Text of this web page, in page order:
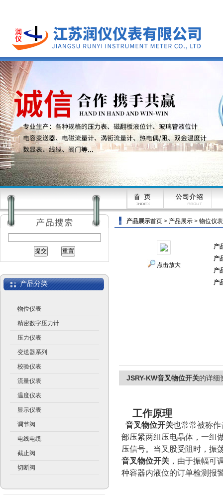
产品分类
物位仪表
精密数字压力计
压力仪表
变送器系列
校验仪表
流量仪表
温度仪表
显示仪表
调节阀
电线电缆
截止阀
切断阀
产品展示首页 > 产品展示 > 物位仪表
点击放大
产
产
产
产
JSRY-KW音叉物位开关的详细
工作原理
音叉物位开关也常常被称
部压紧两组压电晶体，一组
压信号。当叉股受阻时，振
音叉物位开关 ，由于振幅可
种容器内液位的订单检测报